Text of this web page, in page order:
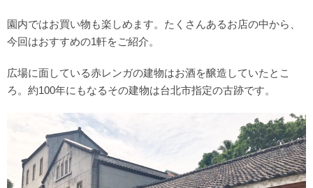
園内ではお買い物も楽しめます。たくさんあるお店の中から、
今回はおすすめの1軒をご紹介。
広場に面している赤レンガの建物はお酒を醸造していたとこ
ろ。約100年にもなるその建物は台北市指定の古跡です。